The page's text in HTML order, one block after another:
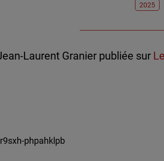
2025
Laurent Granier publiée sur